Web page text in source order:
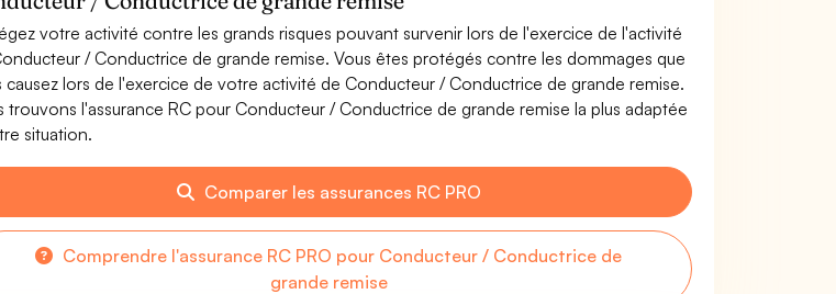
votre activité contre les grands risques pouvant survenir lors de l'exercice de l'activité
/ Conductrice de grande remise. Vous êtes protégés contre les dommages que
causez lors de l'exercice de votre activité de Conducteur / Conductrice de grande remise.
trouvons l'assurance RC pour Conducteur / Conductrice de grande remise la plus adaptée
situation.
Comparer les assurances RC PRO
Comprendre l'assurance RC PRO pour Conducteur / Conductrice de
grande remise